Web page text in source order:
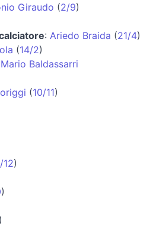
Giraudo (2/9)
: Ariedo Braida (21/4)
(14/2)
Mario Baldassarri
(10/11)
12)
)
)